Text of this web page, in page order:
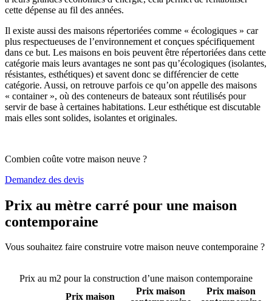
cette dépense au fil des années.
Il existe aussi des maisons répertoriées comme « écologiques » car
plus respectueuses de l’environnement et conçues spécifiquement
dans ce but. Les maisons en bois peuvent être répertoriées dans cette
catégorie mais leurs avantages ne sont pas qu’écologiques (isolantes,
résistantes, esthétiques) et savent donc se différencier de cette
catégorie. Aussi, on retrouve parfois ce qu’on appelle des maisons
« container », où des conteneurs de bateaux sont réutilisés pour
servir de base à certaines habitations. Leur esthétique est discutable
mais elles sont solides, isolantes et originales.
Combien coûte votre maison neuve ?
Demandez des devis
Prix au mètre carré pour une maison
contemporaine
Vous souhaitez faire construire votre maison neuve contemporaine ?
Prix au m2 pour la construction d’une maison contemporaine
Prix maison
Prix maison
Prix maison